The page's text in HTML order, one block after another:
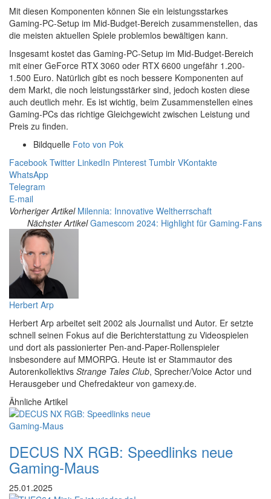
Mit diesen Komponenten können Sie ein leistungsstarkes
Gaming-PC-Setup im Mid-Budget-Bereich zusammenstellen, das
die meisten aktuellen Spiele problemlos bewältigen kann.
Insgesamt kostet das Gaming-PC-Setup im Mid-Budget-Bereich
mit einer GeForce RTX 3060 oder RTX 6600 ungefähr 1.200-
1.500 Euro. Natürlich gibt es noch bessere Komponenten auf
dem Markt, die noch leistungsstärker sind, jedoch kosten diese
auch deutlich mehr. Es ist wichtig, beim Zusammenstellen eines
Gaming-PCs das richtige Gleichgewicht zwischen Leistung und
Preis zu finden.
Bildquelle Foto von Pok
Facebook Twitter LinkedIn Pinterest Tumblr VKontakte
WhatsApp
Telegram
E-mail
Vorheriger Artikel Milennia: Innovative Weltherrschaft
Nächster Artikel Gamescom 2024: Highlight für Gaming-Fans
Herbert Arp
Herbert Arp arbeitet seit 2002 als Journalist und Autor. Er setzte
schnell seinen Fokus auf die Berichterstattung zu Videospielen
und dort als passionierter Pen-and-Paper-Rollenspieler
insbesondere auf MMORPG. Heute ist er Stammautor des
Autorenkollektivs Strange Tales Club, Sprecher/Voice Actor und
Herausgeber und Chefredakteur von gamexy.de.
Ähnliche Artikel
DECUS NX RGB: Speedlinks neue
Gaming-Maus
25.01.2025